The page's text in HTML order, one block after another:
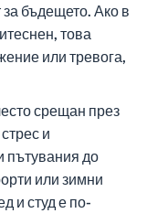
бъдещето. Ако в
това
или тревога,
срещан през
и
пътувания до
или зимни
и студ е по-